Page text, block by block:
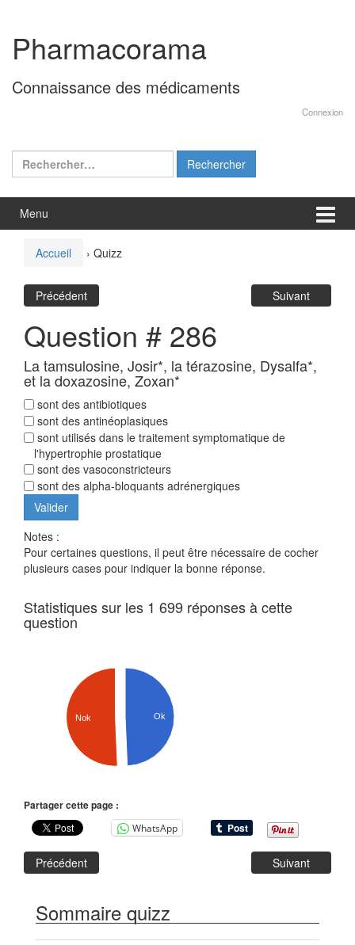
contenu
menu
principal
Pharmacorama
Connaissance des médicaments
Connexion
Rechercher :
Menu
Accueil › Quizz
Précédent Suivant
Question # 286
La tamsulosine, Josir*, la térazosine, Dysalfa*,
et la doxazosine, Zoxan*
sont des antibiotiques
sont des antinéoplasiques
sont utilisés dans le traitement symptomatique de
l'hypertrophie prostatique
sont des vasoconstricteurs
sont des alpha-bloquants adrénergiques
Notes :
Pour certaines questions, il peut être nécessaire de cocher
plusieurs cases pour indiquer la bonne réponse.
Statistiques sur les 1 699 réponses à cette
question
Ok
Nok
Partager cette page :
WhatsApp
Précédent Suivant
Sommaire quizz